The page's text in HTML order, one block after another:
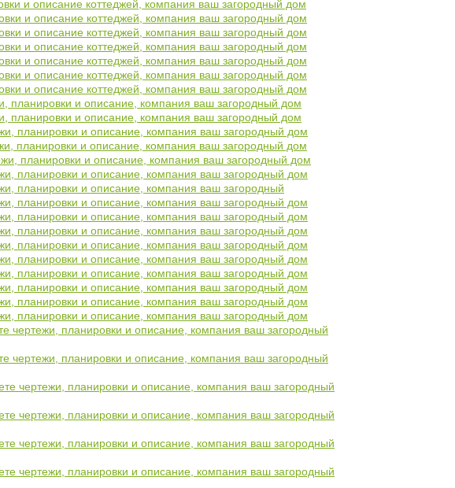
и описание коттеджей, компания ваш загородный дом
и описание коттеджей, компания ваш загородный дом
и описание коттеджей, компания ваш загородный дом
и описание коттеджей, компания ваш загородный дом
и описание коттеджей, компания ваш загородный дом
и описание коттеджей, компания ваш загородный дом
и описание коттеджей, компания ваш загородный дом
планировки и описание, компания ваш загородный дом
планировки и описание, компания ваш загородный дом
планировки и описание, компания ваш загородный дом
планировки и описание, компания ваш загородный дом
планировки и описание, компания ваш загородный дом
планировки и описание, компания ваш загородный дом
планировки и описание, компания ваш загородный
планировки и описание, компания ваш загородный дом
планировки и описание, компания ваш загородный дом
планировки и описание, компания ваш загородный дом
планировки и описание, компания ваш загородный дом
планировки и описание, компания ваш загородный дом
планировки и описание, компания ваш загородный дом
планировки и описание, компания ваш загородный дом
планировки и описание, компания ваш загородный дом
планировки и описание, компания ваш загородный дом
чертежи, планировки и описание, компания ваш загородный
чертежи, планировки и описание, компания ваш загородный
чертежи, планировки и описание, компания ваш загородный
чертежи, планировки и описание, компания ваш загородный
чертежи, планировки и описание, компания ваш загородный
чертежи, планировки и описание, компания ваш загородный